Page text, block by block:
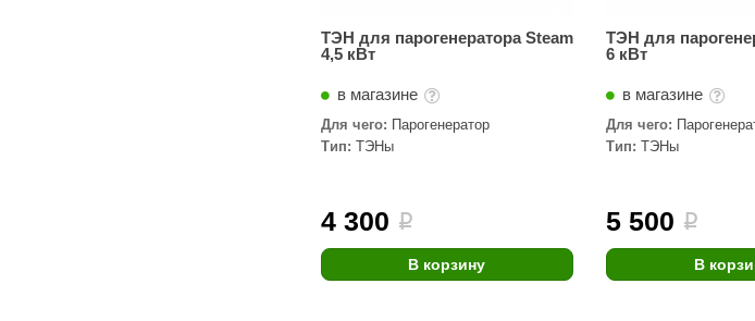
ТЭН для парогенератора Steam
4,5 кВт
в магазине
Для чего: Парогенератор
Тип: ТЭНы
4 300 i
В корзину
ТЭН для
6 кВт
в магазине
Для чего:
Тип: ТЭНы
5 500 i
В